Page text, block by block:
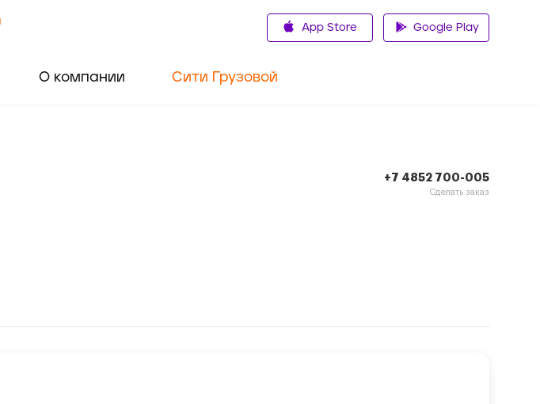
App Store Google Play
О компании Сити Грузовой
+7 4852 700-005
Сделать заказ